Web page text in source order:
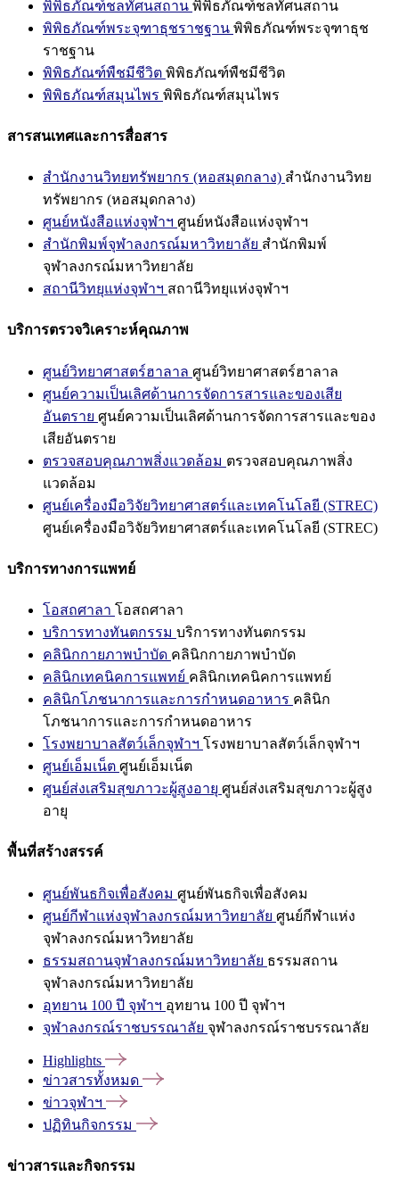
พิพิธภัณฑ์ชลทัศนสถาน พิพิธภัณฑ์ชลทัศนสถาน
พิพิธภัณฑ์พระจุฑาธุชราชฐาน พิพิธภัณฑ์พระจุฑาธุช
ราชฐาน
พิพิธภัณฑ์พืชมีชีวิต พิพิธภัณฑ์พืชมีชีวิต
พิพิธภัณฑ์สมุนไพร พิพิธภัณฑ์สมุนไพร
สารสนเทศและการสื่อสาร
สำนักงานวิทยทรัพยากร (หอสมุดกลาง) สำนักงานวิทย
ทรัพยากร (หอสมุดกลาง)
ศูนย์หนังสือแห่งจุฬาฯ ศูนย์หนังสือแห่งจุฬาฯ
สำนักพิมพ์จุฬาลงกรณ์มหาวิทยาลัย สำนักพิมพ์
จุฬาลงกรณ์มหาวิทยาลัย
สถานีวิทยุแห่งจุฬาฯ สถานีวิทยุแห่งจุฬาฯ
บริการตรวจวิเคราะห์คุณภาพ
ศูนย์วิทยาศาสตร์ฮาลาล ศูนย์วิทยาศาสตร์ฮาลาล
ศูนย์ความเป็นเลิศด้านการจัดการสารและของเสีย
อันตราย ศูนย์ความเป็นเลิศด้านการจัดการสารและของ
เสียอันตราย
ตรวจสอบคุณภาพสิ่งแวดล้อม ตรวจสอบคุณภาพสิ่ง
แวดล้อม
ศูนย์เครื่องมือวิจัยวิทยาศาสตร์และเทคโนโลยี (STREC)
ศูนย์เครื่องมือวิจัยวิทยาศาสตร์และเทคโนโลยี (STREC)
บริการทางการแพทย์
โอสถศาลา โอสถศาลา
บริการทางทันตกรรม บริการทางทันตกรรม
คลินิกกายภาพบำบัด คลินิกกายภาพบำบัด
คลินิกเทคนิคการแพทย์ คลินิกเทคนิคการแพทย์
คลินิกโภชนาการและการกำหนดอาหาร คลินิก
โภชนาการและการกำหนดอาหาร
โรงพยาบาลสัตว์เล็กจุฬาฯ โรงพยาบาลสัตว์เล็กจุฬาฯ
ศูนย์เอ็มเน็ต ศูนย์เอ็มเน็ต
ศูนย์ส่งเสริมสุขภาวะผู้สูงอายุ ศูนย์ส่งเสริมสุขภาวะผู้สูง
อายุ
พื้นที่สร้างสรรค์
ศูนย์พันธกิจเพื่อสังคม ศูนย์พันธกิจเพื่อสังคม
ศูนย์กีฬาแห่งจุฬาลงกรณ์มหาวิทยาลัย ศูนย์กีฬาแห่ง
จุฬาลงกรณ์มหาวิทยาลัย
ธรรมสถานจุฬาลงกรณ์มหาวิทยาลัย ธรรมสถาน
จุฬาลงกรณ์มหาวิทยาลัย
อุทยาน 100 ปี จุฬาฯ อุทยาน 100 ปี จุฬาฯ
จุฬาลงกรณ์ราชบรรณาลัย จุฬาลงกรณ์ราชบรรณาลัย
Highlights
ข่าวสารทั้งหมด
ข่าวจุฬาฯ
ปฏิทินกิจกรรม
ข่าวสารและกิจกรรม